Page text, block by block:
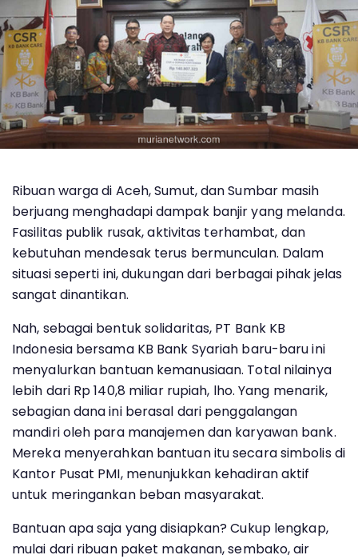
Ribuan warga di Aceh, Sumut, dan Sumbar masih
berjuang menghadapi dampak banjir yang melanda.
Fasilitas publik rusak, aktivitas terhambat, dan
kebutuhan mendesak terus bermunculan. Dalam
situasi seperti ini, dukungan dari berbagai pihak jelas
sangat dinantikan.
Nah, sebagai bentuk solidaritas, PT Bank KB
Indonesia bersama KB Bank Syariah baru-baru ini
menyalurkan bantuan kemanusiaan. Total nilainya
lebih dari Rp 140,8 miliar rupiah, lho. Yang menarik,
sebagian dana ini berasal dari penggalangan
mandiri oleh para manajemen dan karyawan bank.
Mereka menyerahkan bantuan itu secara simbolis di
Kantor Pusat PMI, menunjukkan kehadiran aktif
untuk meringankan beban masyarakat.
Bantuan apa saja yang disiapkan? Cukup lengkap,
mulai dari ribuan paket makanan, sembako, air